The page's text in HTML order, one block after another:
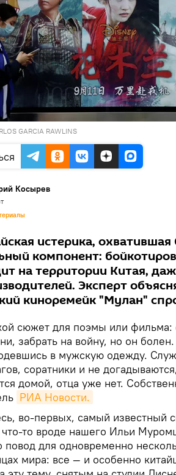
GARCIA RAWLINS
Косырев
истерика,
компонент:
на территории Китая,
Эксперт
киноремейк "Мулан"
сюжет для поэмы или
забрать на войну, но он
в мужскую одежду.
соратники и не
домой, отца уже нет.
РИА Новости.
во-первых, самый известный
что-то вроде нашего Ильи
повод для одновременно
мира: все — и особенно